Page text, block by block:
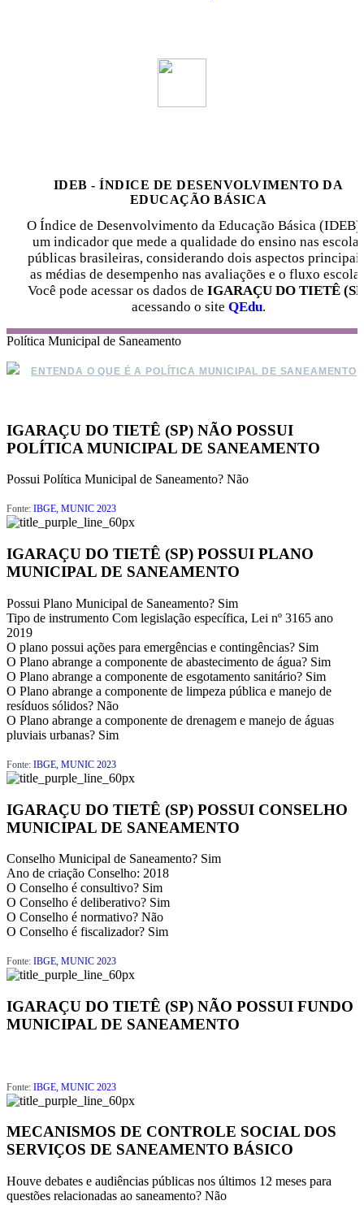
IDEB - ÍNDICE DE DESENVOLVIMENTO DA
EDUCAÇÃO BÁSICA
O Índice de Desenvolvimento da Educação Básica (IDEB)
um indicador que mede a qualidade do ensino nas escolas
públicas brasileiras, considerando dois aspectos
as médias de desempenho nas avaliações e o fluxo
Você pode acessar os dados de IGARAÇU DO TIETÊ
acessando o site QEdu.
Política Municipal de Saneamento
ENTENDA O QUE É A POLÍTICA MUNICIPAL DE SANEAMENTO
IGARAÇU DO TIETÊ (SP) NÃO POSSUI
POLÍTICA MUNICIPAL DE SANEAMENTO
Possui Política Municipal de Saneamento? Não
Fonte: IBGE, MUNIC 2023
IGARAÇU DO TIETÊ (SP) POSSUI PLANO
MUNICIPAL DE SANEAMENTO
Possui Plano Municipal de Saneamento? Sim
Tipo de instrumento Com legislação específica, Lei nº 3165 ano
2019
O plano possui ações para emergências e contingências? Sim
O Plano abrange a componente de abastecimento de água? Sim
O Plano abrange a componente de esgotamento sanitário? Sim
O Plano abrange a componente de limpeza pública e manejo de
resíduos sólidos? Não
O Plano abrange a componente de drenagem e manejo de águas
pluviais urbanas? Sim
Fonte: IBGE, MUNIC 2023
IGARAÇU DO TIETÊ (SP) POSSUI CONSELHO
MUNICIPAL DE SANEAMENTO
Conselho Municipal de Saneamento? Sim
Ano de criação Conselho: 2018
O Conselho é consultivo? Sim
O Conselho é deliberativo? Sim
O Conselho é normativo? Não
O Conselho é fiscalizador? Sim
Fonte: IBGE, MUNIC 2023
IGARAÇU DO TIETÊ (SP) NÃO POSSUI FUNDO
MUNICIPAL DE SANEAMENTO
Fonte: IBGE, MUNIC 2023
MECANISMOS DE CONTROLE SOCIAL DOS
SERVIÇOS DE SANEAMENTO BÁSICO
Houve debates e audiências públicas nos últimos 12 meses para
questões relacionadas ao saneamento? Não